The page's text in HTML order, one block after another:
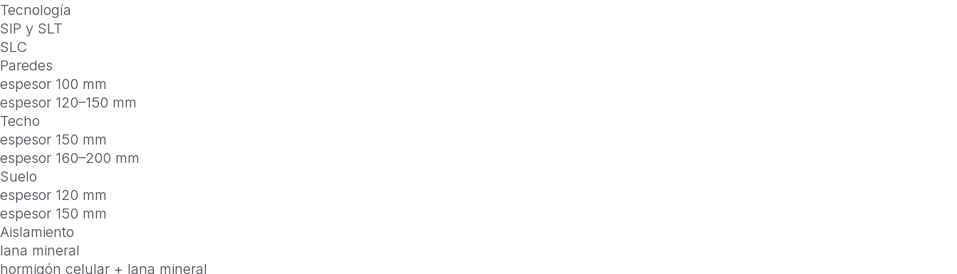
Tecnología
SIP y SLT
SLC
Paredes
espesor 100 mm
espesor 120–150 mm
Techo
espesor 150 mm
espesor 160–200 mm
Suelo
espesor 120 mm
espesor 150 mm
Aislamiento
lana mineral
hormigón celular + lana mineral